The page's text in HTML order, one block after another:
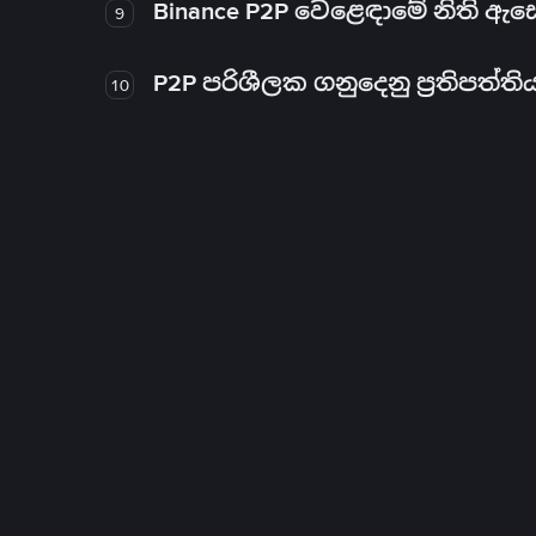
9 Binance P2P වෙළෙඳාමේ නිති
10 P2P පරිශීලක ගනුදෙනු